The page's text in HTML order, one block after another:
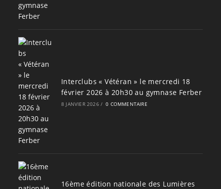
Interclubs « Vétéran » le mercredi 18
février 2026 à 20h30 au gymnase Ferber
8 JANVIER 2026 / 0 COMMENTAIRE
16ème édition nationale des Lumières